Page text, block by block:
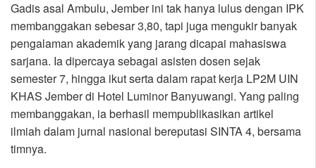
Gadis asal Ambulu, Jember ini tak hanya lulus dengan IPK
membanggakan sebesar 3,80, tapi juga mengukir banyak
pengalaman akademik yang jarang dicapai mahasiswa
sarjana. Ia dipercaya sebagai asisten dosen sejak
semester 7, hingga ikut serta dalam rapat kerja LP2M UIN
KHAS Jember di Hotel Luminor Banyuwangi. Yang paling
membanggakan, ia berhasil mempublikasikan artikel
ilmiah dalam jurnal nasional bereputasi SINTA 4, bersama
timnya.